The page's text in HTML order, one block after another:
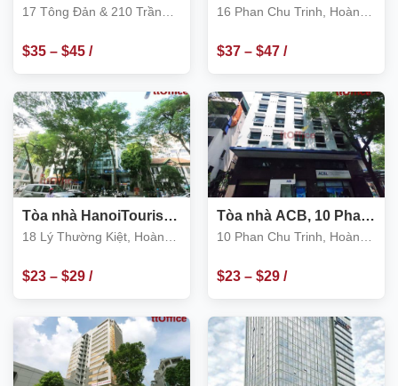
Tower
17 Tông Đản & 210 Trần
$35– $45/
m2
CornerStone
16 Phan Chu Trinh, Hoàn
$37– $47/
m2
Tòa nhà HanoiTourist,
18 Lý Thường Kiệt,
18 Lý Thường Kiệt, Hoàn
$23– $29/
m2
Tòa nhà ACB, 10 Phan
Chu Trinh, Hoàn Kiếm
10 Phan Chu Trinh, Hoàn
$23– $29/
m2